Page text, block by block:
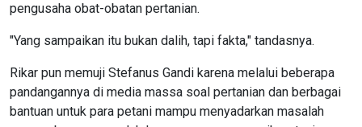
pengusaha obat-obatan pertanian.
"Yang sampaikan itu bukan dalih, tapi fakta," tandasnya.
Rikar pun memuji Stefanus Gandi karena melalui beberapa
pandangannya di media massa soal pertanian dan berbagai
bantuan untuk para petani mampu menyadarkan masalah